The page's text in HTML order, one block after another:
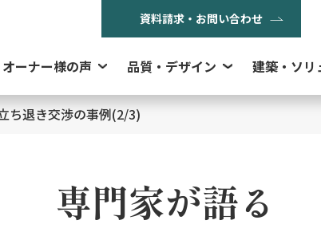
資料請求・お問い合わせ
ーナー様の声 品質・デザイン 建築・ソリ
ち退き交渉の事例(2/3)
専門家が語る